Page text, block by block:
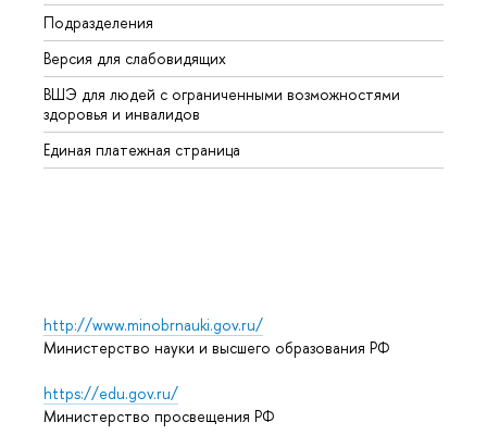
Подразделения
Версия для слабовидящих
ВШЭ для людей с ограниченными возможностями
здоровья и инвалидов
Единая платежная страница
http://www.minobrnauki.gov.ru/
Министерство науки и высшего образования РФ
https://edu.gov.ru/
Министерство просвещения РФ